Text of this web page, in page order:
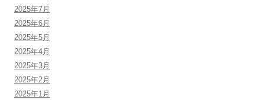
2025年7月
2025年6月
2025年5月
2025年4月
2025年3月
2025年2月
2025年1月